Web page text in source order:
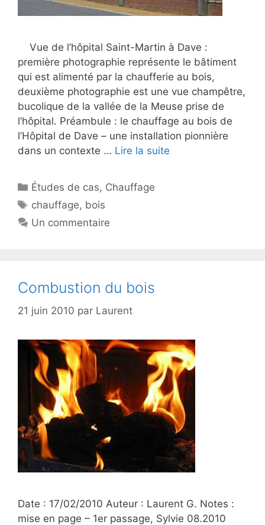
Vue de l’hôpital Saint-Martin à Dave :
première photographie représente le bâtiment
qui est alimenté par la chaufferie au bois,
deuxième photographie est une vue champêtre,
bucolique de la vallée de la Meuse prise de
l’hôpital. Préambule : le chauffage au bois de
l’Hôpital de Dave – une installation pionnière
dans un contexte … Lire la suite
Catégories
Études de cas, Chauffage
Étiquettes
chauffage, bois
Un commentaire
Combustion du bois
21 juin 2010 par Laurent
Date : 17/02/2010 Auteur : Laurent G. Notes :
mise en page – 1er passage, Sylvie 08.2010